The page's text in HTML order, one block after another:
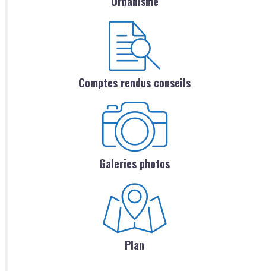
Comptes rendus conseils
Galeries photos
Plan